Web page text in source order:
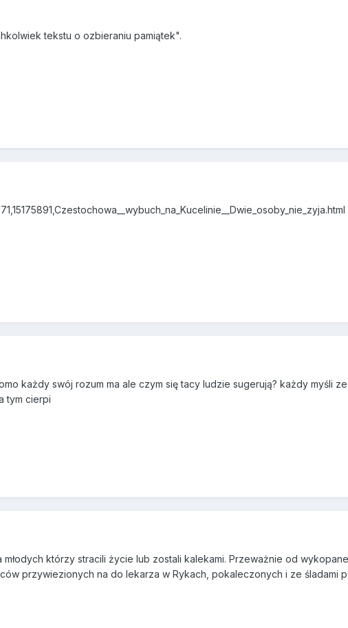
tekstu o ozbieraniu pamiątek".
każdy swój rozum ma ale czym się tacy ludzie sugerują? każdy myśli
tym cierpi
którzy stracili życie lub zostali kalekami. Przeważnie od
przywiezionych na do lekarza w Rykach, pokaleczonych i ze śladami